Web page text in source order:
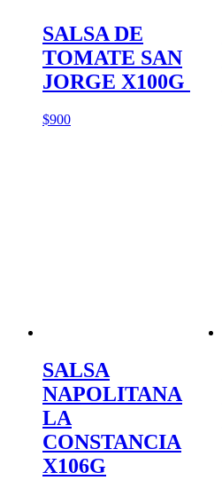
SALSA DE
TOMATE SAN
JORGE X100G
$900
SALSA
NAPOLITANA
LA
CONSTANCIA
X106G